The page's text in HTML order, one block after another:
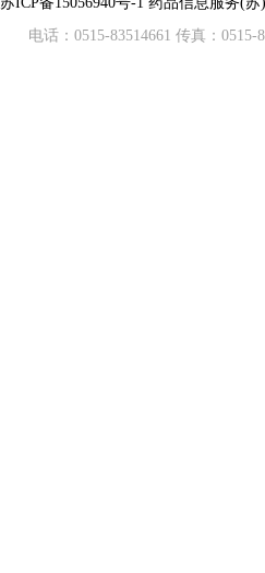
电话：0515-83514661 传真：